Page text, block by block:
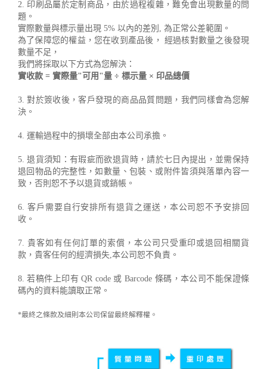
2. 印刷品屬於定制商品，由於過程複雜，難免會出現數量的問
題。
實際數量與標示量出現 5% 以內的差別, 為正常公差範圍。
為了保障您的權益，您在收到產品後， 經過核對數量之後發現
數量不足，
我們將採取以下方式為您解決：
實收款 = 實際量"可用"量 ÷ 標示量 × 印品總價
3. 對於簽收後，客戶發現的商品品質問題，我們同樣會為您解
決。
4. 運輸過程中的損壞全部由本公司承擔。
5. 退貨須知：有瑕疵而欲退貨時，請於七日內提出，並需保持
退回物品的完整性，如數量、包裝、或附件皆須與落單內容一
致，否則恕不予以退貨或銷帳。
6. 客戶需要自行安排所有退貨之運送，本公司恕不予安排回
收。
7. 貴客如有任何訂單的索償，本公司只受重印或退回相關貨
款，貴客任何的經濟損失,本公司恕不負責。
8. 若稿件上印有 QR code 或 Barcode 條碼，本公司不能保證條
碼內的資料能讀取正常。
*最終之條款及細則本公司保留最終解釋權。